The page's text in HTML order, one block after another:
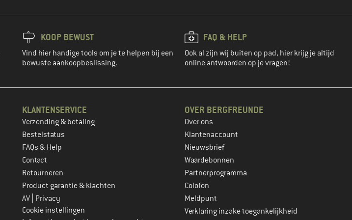
KOOP BEWUST
Vind hier handige tools om je te helpen bij een
bewuste aankoopbeslissing.
FAQ & HELP
Ook al zijn wij buiten op pad, hier krijg je altijd
online antwoorden op je vragen!
KLANTENSERVICE
Verzending & betaling
Bestelstatus
FAQs & Help
Contact
Retourneren
Product garantie & klachten
AV Privacy
Cookie instellingen
OVER BERGFREUNDE
Over ons
Klantenaccount
Nieuwsbrief
Waardebonnen
Partnerprogramma
Colofon
Meldpunt
Verklaring inzake toegankelijkheid